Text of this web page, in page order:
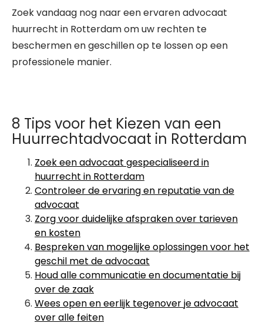
Zoek vandaag nog naar een ervaren advocaat
huurrecht in Rotterdam om uw rechten te
beschermen en geschillen op te lossen op een
professionele manier.
8 Tips voor het Kiezen van een
Huurrechtadvocaat in Rotterdam
Zoek een advocaat gespecialiseerd in
huurrecht in Rotterdam
Controleer de ervaring en reputatie van de
advocaat
Zorg voor duidelijke afspraken over tarieven
en kosten
Bespreken van mogelijke oplossingen voor het
geschil met de advocaat
Houd alle communicatie en documentatie bij
over de zaak
Wees open en eerlijk tegenover je advocaat
over alle feiten